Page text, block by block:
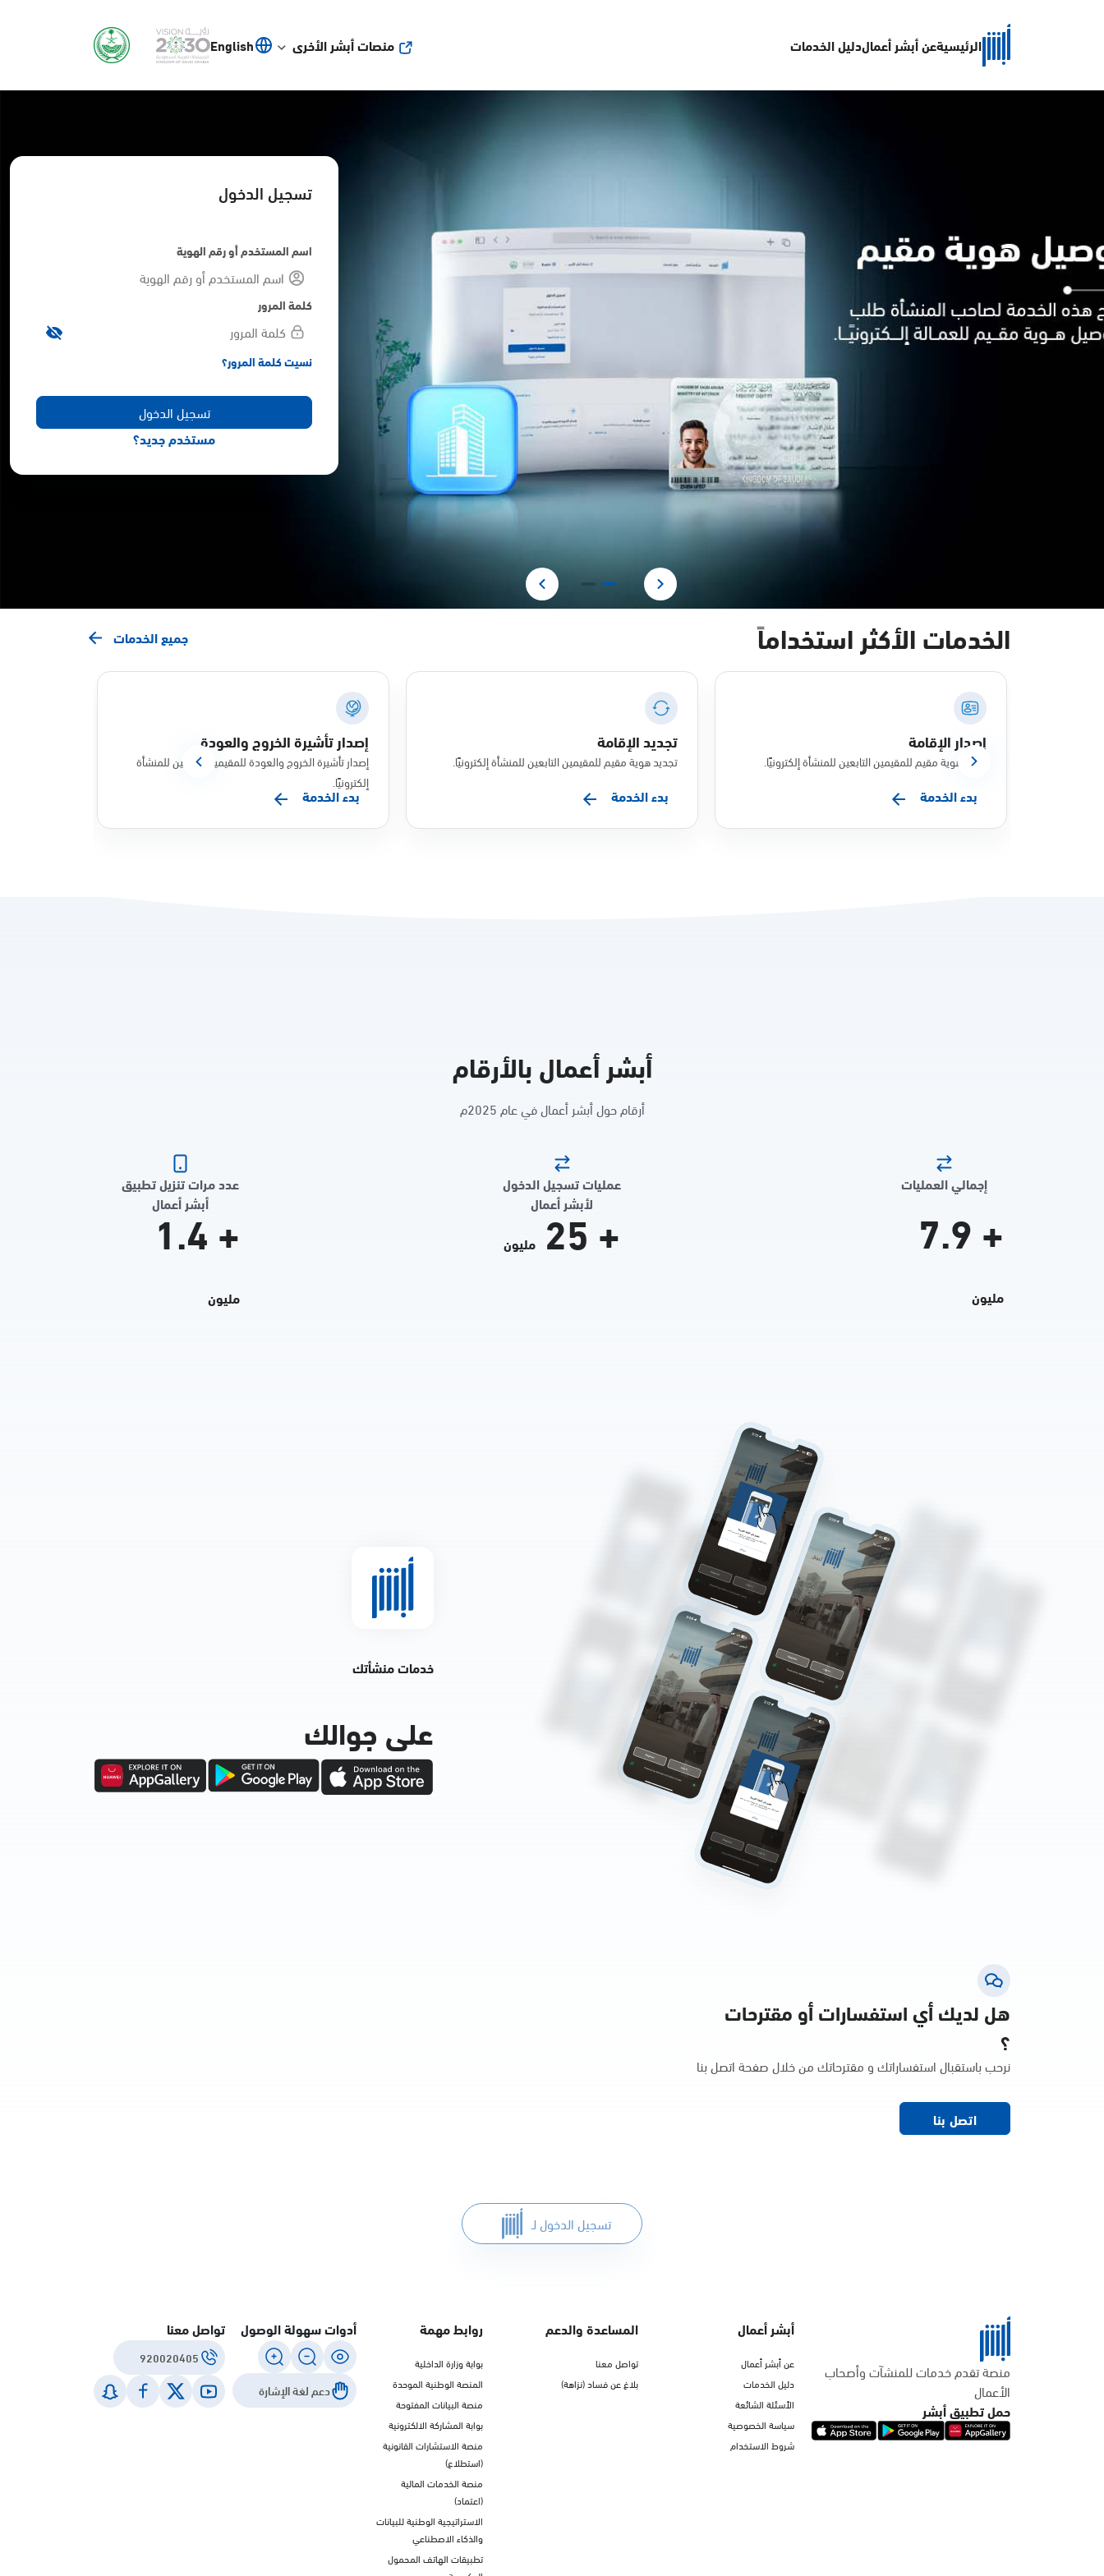
الرئيسيةعن أبشر أعمالدليل الخدمات منصات أبشر الأخرى English
تسجيل الدخول
اسم المستخدم أو رقم الهوية
كلمة المرور
نسيت كلمة المرور؟
مستخدم جديد؟
الخدمات الأكثر استخداماً جميع الخدمات
إصدار الإقامة
إصدار هوية مقيم للمقيمين التابعين للمنشأة إلكترونيًا.
بدء الخدمة
تجديد الإقامة
تجديد هوية مقيم للمقيمين التابعين للمنشأة إلكترونيًا.
بدء الخدمة
إصدار تأشيرة الخروج والعودة
إصدار تأشيرة الخروج والعودة للمقيمين التابعين للمنشأة
إلكترونيًا.
بدء الخدمة
أبشر أعمال بالأرقام
أرقام حول أبشر أعمال في عام 2025م
إجمالي العمليات
+
7.9
مليون
عمليات تسجيل الدخول
لأبشر أعمال+
25 مليون
عدد مرات تنزيل تطبيق
أبشر أعمال +
1.4
مليون
خدمات منشأتك
على جوالك
هل لديك أي استفسارات أو مقترحات
؟
نرحب باستقبال استفساراتك و مقترحاتك من خلال صفحة اتصل بنا
اتصل بنا
تسجيل الدخول لـ
منصة تقدم خدمات للمنشآت وأصحاب
الأعمال
حمل تطبيق أبشر
أبشر أعمال
عن أبشر أعمال
دليل الخدمات
الأسئلة الشائعة
سياسة الخصوصية
شروط الاستخدام
المساعدة والدعم
تواصل معنا
بلاغ عن فساد (نزاهة)
روابط مهمة
بوابة وزارة الداخلية
المنصة الوطنية الموحدة
منصة البيانات المفتوحة
بوابة المشاركة الالكترونية
منصة الاستشارات القانونية
(استطلاع)
منصة الخدمات المالية
(اعتماد)
الاستراتيجية الوطنية للبيانات
والذكاء الاصطناعي
تطبيقات الهاتف المحمول
أدوات سهولة الوصول
دعم لغة الإشارة
تواصل معنا
920020405